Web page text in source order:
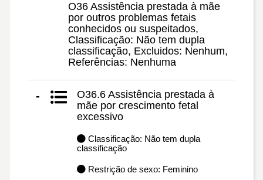
O36 Assistência prestada à mãe
por outros problemas fetais
conhecidos ou suspeitados,
Classificação: Não tem dupla
classificação, Excluidos: Nenhum,
Referências: Nenhuma
-
O36.6 Assistência prestada à
mãe por crescimento fetal
excessivo
Classificação: Não tem dupla
classificação
Restrição de sexo: Feminino